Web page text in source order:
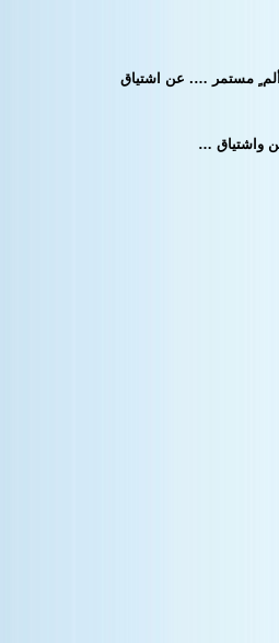
مستمر …. عن اشتياق
واشتياق …